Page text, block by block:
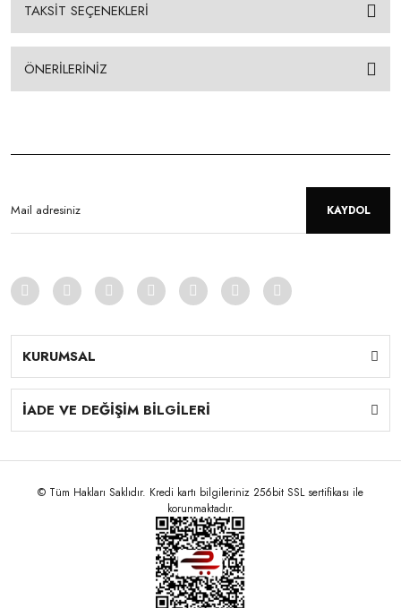
TAKSİT SEÇENEKLERİ
ÖNERİLERİNİZ
KAYDOL
KURUMSAL
İADE VE DEĞİŞİM BİLGİLERİ
© Tüm Hakları Saklıdır. Kredi kartı bilgileriniz 256bit SSL sertifikası ile
korunmaktadır.